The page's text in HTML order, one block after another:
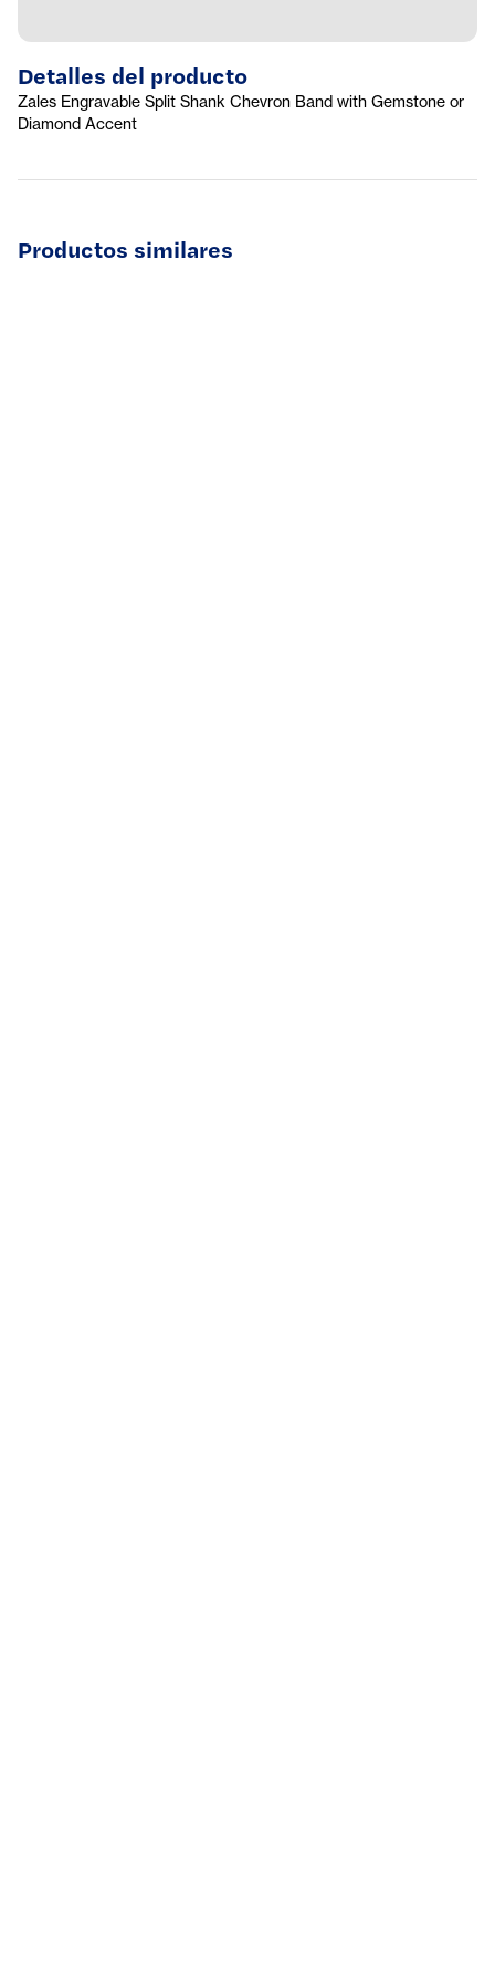
Detalles del producto
Zales Engravable Split Shank Chevron Band with Gemstone or
Diamond Accent
Productos similares